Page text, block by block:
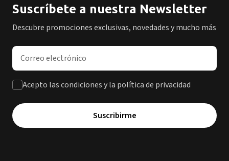
Suscríbete a nuestra Newsletter
Descubre promociones exclusivas, novedades y mucho más
Dirección de correo electrónico
Acepto las condiciones y la política de privacidad
Suscribirme